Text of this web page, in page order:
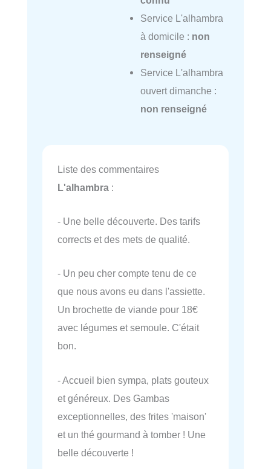
Service L'alhambra
à domicile : non
renseigné
Service L'alhambra
ouvert dimanche :
non renseigné
Liste des commentaires
L'alhambra :
- Une belle découverte. Des tarifs
corrects et des mets de qualité.
- Un peu cher compte tenu de ce
que nous avons eu dans l'assiette.
Un brochette de viande pour 18€
avec légumes et semoule. C'était
bon.
- Accueil bien sympa, plats gouteux
et généreux. Des Gambas
exceptionnelles, des frites 'maison'
et un thé gourmand à tomber ! Une
belle découverte !